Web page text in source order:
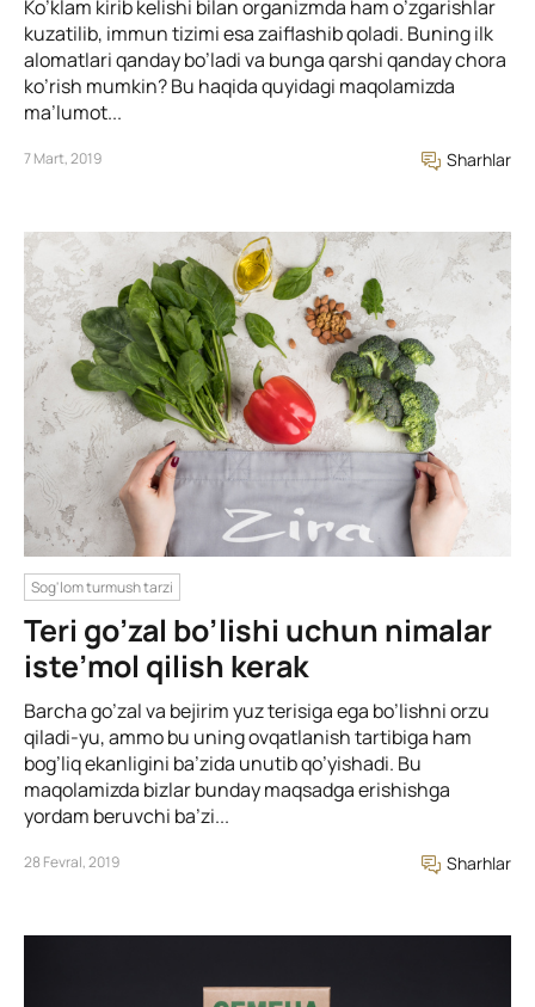
Ko’klam kirib kelishi bilan organizmda ham o’zgarishlar
kuzatilib, immun tizimi esa zaiflashib qoladi. Buning ilk
alomatlari qanday bo’ladi va bunga qarshi qanday chora
ko’rish mumkin? Bu haqida quyidagi maqolamizda
ma’lumot...
7 Mart, 2019 Sharhlar
Sog'lom turmush tarzi
Teri go’zal bo’lishi uchun nimalar
iste’mol qilish kerak
Barcha go’zal va bejirim yuz terisiga ega bo’lishni orzu
qiladi-yu, ammo bu uning ovqatlanish tartibiga ham
bog’liq ekanligini ba’zida unutib qo’yishadi. Bu
maqolamizda bizlar bunday maqsadga erishishga
yordam beruvchi ba’zi...
28 Fevral, 2019 Sharhlar